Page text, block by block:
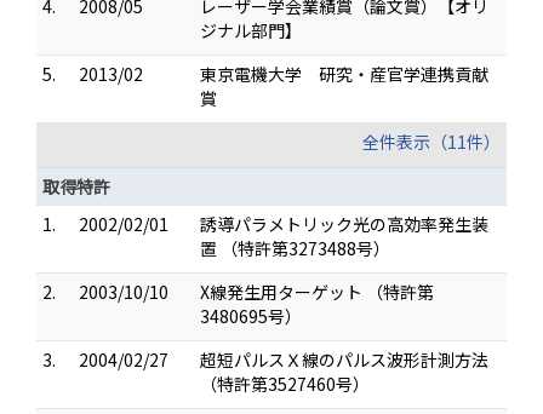
4.
2008/05
レーザー学会業績賞（論文賞）【オリ
ジナル部門】
5.
2013/02
東京電機大学 研究・産官学連携貢献
賞
全件表示（11件）
取得特許
1.
2002/02/01
誘導パラメトリック光の高効率発生装
置 （特許第3273488号）
2.
2003/10/10
X線発生用ターゲット （特許第
3480695号）
3.
2004/02/27
超短パルスＸ線のパルス波形計測方法
（特許第3527460号）